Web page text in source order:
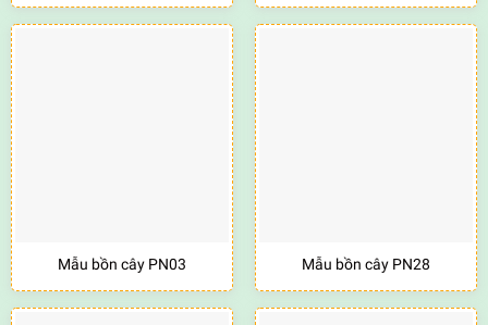
Mẫu bồn cây PN03 Mẫu bồn cây PN28